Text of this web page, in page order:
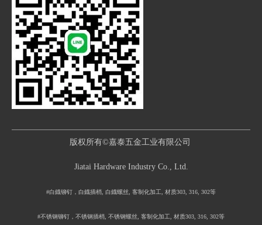
版权所有©嘉泰五金工业有限公司
Jiatai Hardware Industry Co., Ltd.
#白鐡铆钉，白鐡插梢, 白鐡螺丝, 客制化加工, 材质303, 316, 302等
#不锈钢铆钉，不锈钢插梢, 不锈钢螺丝, 客制化加工, 材质303, 316, 302等